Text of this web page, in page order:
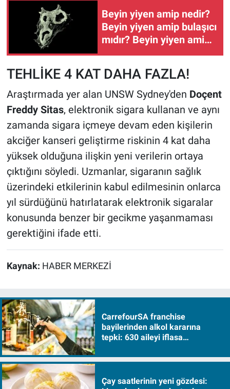
Beyin yiyen amip nedir?
Beyin yiyen amip bulaşıcı
mıdır? Beyin yiyen amip
TEHLİKE 4 KAT DAHA FAZLA!
Araştırmada yer alan UNSW Sydney'den Doçent
Freddy Sitas, elektronik sigara kullanan ve aynı
zamanda sigara içmeye devam eden kişilerin
akciğer kanseri geliştirme riskinin 4 kat daha
yüksek olduğuna ilişkin yeni verilerin ortaya
çıktığını söyledi. Uzmanlar, sigaranın sağlık
üzerindeki etkilerinin kabul edilmesinin onlarca
yıl sürdüğünü hatırlatarak elektronik sigaralar
konusunda benzer bir gecikme yaşanmaması
gerektiğini ifade etti.
Kaynak: HABER MERKEZİ
CarrefourSA franchise
bayilerinden alkol kararına
tepki: 630 aileyi iflasa
Çay saatlerinin yeni gözdesi: